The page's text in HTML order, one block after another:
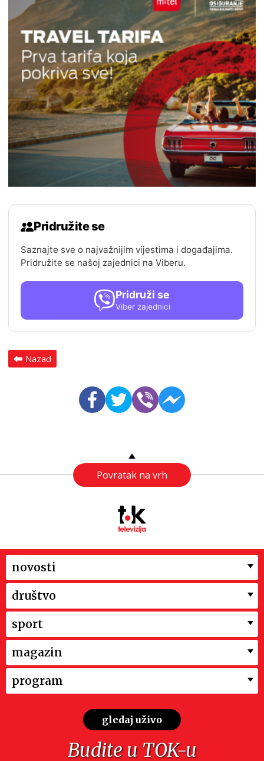
Pridružite se
Saznajte sve o najvažnijim vijestima i događajima.
Pridružite se našoj zajednici na Viberu.
Pridruži se
Viber zajednici
Nazad
Povratak na vrh
novosti
društvo
sport
magazin
program
gledaj uživo
Budite u TOK-u